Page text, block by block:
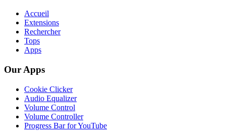
Accueil
Extensions
Rechercher
Tops
Apps
Our Apps
Cookie Clicker
Audio Equalizer
Volume Control
Volume Controller
Progress Bar for YouTube